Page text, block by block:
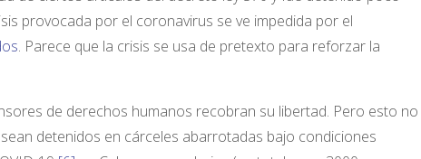
provocada por el coronavirus se ve impedida por el
. Parece que la crisis se usa de pretexto para reforzar la
de derechos humanos recobran su libertad. Pero esto no
detenidos en cárceles abarrotadas bajo condiciones